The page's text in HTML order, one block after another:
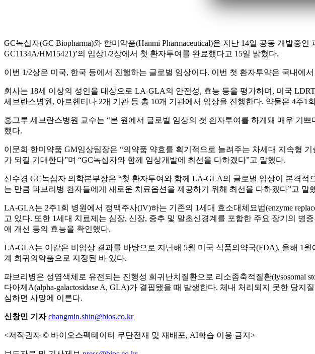
GC녹십자(GC Biopharma)와 한미약품(Hanmi Pharmaceutical)은 지난 14일 공동 개발중
GC1134A/HM15421)’의 임상1/2상에서 첫 환자투여를 완료했다고 15일 밝혔다.
이번 1/2상은 미국, 한국 등에서 진행하는 글로벌 임상이다. 이번 첫 환자투약은 국내에
회사는 18세 이상의 성인을 대상으로 LA-GLA의 안전성, 효능 등을 평가하며, 미국
세브란스병원, 아르헨티나 2개 기관 등 총 10개 기관에서 임상을 진행한다. 약물은 4주1
홍그루 세브란스병원 교수는 “본 원에서 글로벌 임상의 첫 환자투여를 하게돼 매우 기
했다.
이문희 한미약품 GM임상팀장은 “의약품 약효를 획기적으로 늘려주는 차세대 지속형
가 되길 기대한다”며 “GC녹십자와 함께 임상개발에 최선을 다하겠다”고 말했다.
신수경 GC녹십자 의학본부장은 “첫 환자투여와 함께 LA-GLA의 글로벌 임상이 본격
는 만큼 파브리병 환자들에게 새로운 치료옵션을 제공하기 위해 최선을 다하겠다”고 말
LA-GLA는 2주1회 병원에서 정맥주사(IV)하는 기존의 1세대 효소대체요법(enzyme
고 있다. 또한 1세대 치료제는 심장, 신장, 중추 및 말초신경계를 포함한 주요 장기의
애 개선 등의 효능을 확인했다.
LA-GLA는 이같은 비임상 결과를 바탕으로 지난해 5월 미국 식품의약국(FDA), 올해 1
계 희귀의약품으로 지정된 바 있다.
파브리병은 성염색체로 유전되는 진행성 희귀난치질환으로 리소좀축적질환(lysosomal
다아제A(alpha-galactosidase A, GLA)가 결핍됐을 때 발생한다. 체내 처리되지 못한 당
심하면 사망에 이른다.
신창민 기자 changmin.shin@bios.co.kr
<저작권자 © 바이오스펙테이터 무단전재 및 재배포, AI학습 이용 금지>